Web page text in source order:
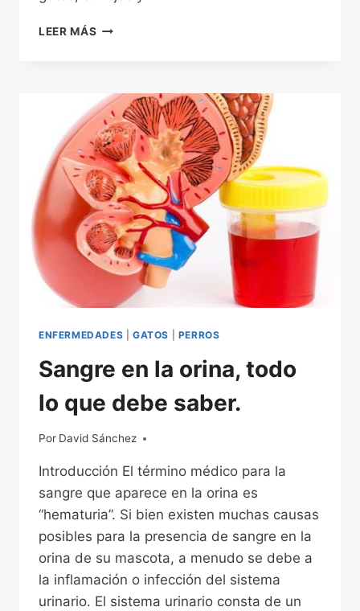
LEER MÁS LOS
EN
PERROS
Y
GATOS
ENFERMEDADES GATOS PERROS
Sangre en la orina, todo
lo que debe saber.
Por David Sánchez
15/12/2022
Introducción El término médico para la
sangre que aparece en la orina es
“hematuria”. Si bien existen muchas causas
posibles para la presencia de sangre en la
orina de su mascota, a menudo se debe a
la inflamación o infección del sistema
urinario. El sistema urinario consta de un